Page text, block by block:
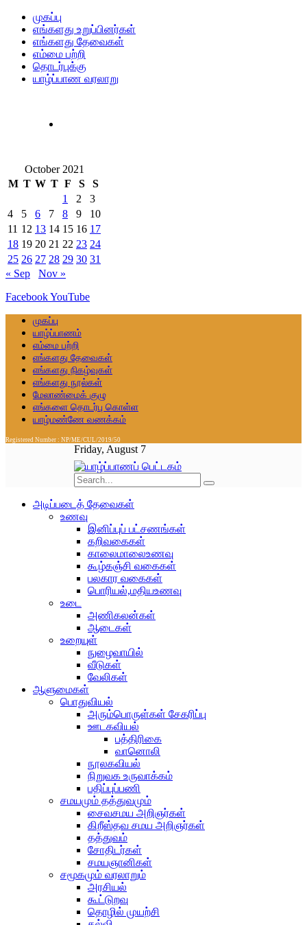
முகப்பு
எங்களது உறுப்பினர்கள்
எங்களது தேவைகள்
எம்மை பற்றி
தொடர்புக்கு
யாழ்ப்பாண வரலாறு
October 2021
M T W T F S
S
1
2
3
4
5 6 7 8 9
10
11 12 13 14 15 16 17
18 19 20 21 22 23 24
25 26 27 28 29 30 31
« Sep
Nov »
FacebookYouTube
முகப்பு
யாழ்ப்பாணம்
எம்மை பற்றி
எங்களது தேவைகள்
எங்களது நிகழ்வுகள்
எங்களது நூல்கள்
மேலாண்மைக் குழு
எங்களை தொடர்பு கொள்ள
யாழ்மண்ணே வணக்கம்
Registered Number : NP/ME/CUL/2019/50
Friday, August 7
அடிப்படைத் தேவைகள்
உணவு
இனிப்புப் பட்சணங்கள்
கறிவகைகள்
காலைமாலைஉணவு
கூழ்கஞ்சி வகைகள்
பலகார வகைகள்
பொரியல்,மதியஉணவு
உடை
அணிகலன்கள்
ஆடைகள்
உறையுள்
நுழைவாயில்
வீடுகள்
வேலிகள்
ஆளுமைகள்
பொதுவியல்
அரும்பொருள்கள் சேகரிப்பு
ஊடகவியல்
பத்திரிகை
வானொலி
நூலகவியல்
நிறுவக உருவாக்கம்
பதிப்புப்பணி
சமயமும் தத்துவமும்
சைவசமய அறிஞர்கள்
கிறீஸ்தவ சமய அறிஞர்கள்
தத்துவம்
சோதிடர்கள்
சமயஞானிகள்
சமூகமும் வரலாறும்
அரசியல்
கூட்டுறவு
தொழில் முயற்சி